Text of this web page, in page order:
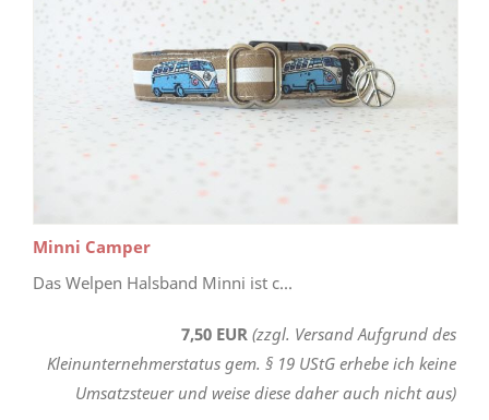
Minni Camper
Das Welpen Halsband Minni ist c...
7,50 EUR (zzgl. Versand Aufgrund des
Kleinunternehmerstatus gem. § 19 UStG erhebe ich keine
Umsatzsteuer und weise diese daher auch nicht aus)